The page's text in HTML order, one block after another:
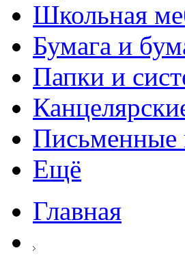
Школьная
Бумага и
Папки и
Письменные
Ещё
Главная